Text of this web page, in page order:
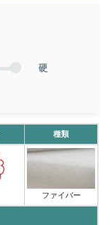
硬
種類
ファイバー